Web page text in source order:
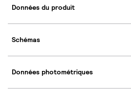
Données du produit
Schémas
Données photométriques